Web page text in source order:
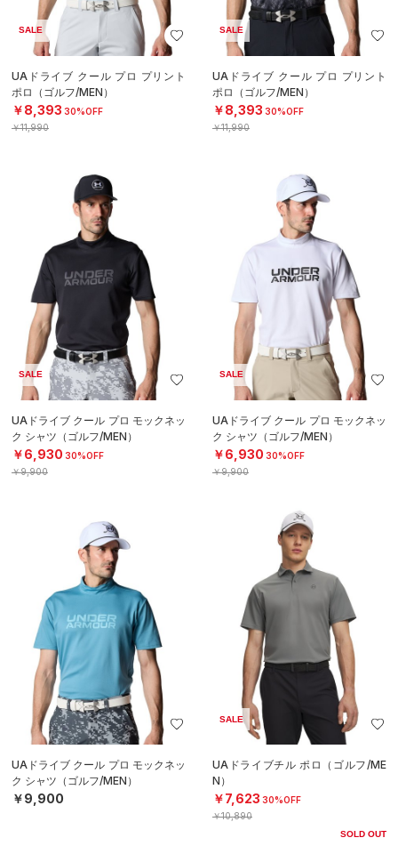
SALE
UAドライブ クール プロ プリント
ポロ（ゴルフ/MEN）
￥8,393 30%OFF
￥11,990
SALE
UAドライブ クール プロ プリント
ポロ（ゴルフ/MEN）
￥8,393 30%OFF
￥11,990
SALE
UAドライブ クール プロ モックネッ
ク シャツ（ゴルフ/MEN）
￥6,930 30%OFF
￥9,900
SALE
UAドライブ クール プロ モックネッ
ク シャツ（ゴルフ/MEN）
￥6,930 30%OFF
￥9,900
UAドライブ クール プロ モックネッ
ク シャツ（ゴルフ/MEN）
￥9,900
SALE
UAドライブチル ポロ（ゴルフ/ME
N）
￥7,623 30%OFF
￥10,890
SOLD OUT